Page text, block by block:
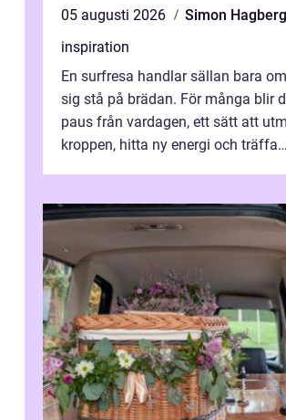
05 augusti 2026
Simon Hagberg
inspiration
En surfresa handlar sällan bara
sig stå på brädan. För många blir
paus från vardagen, ett sätt att
kroppen, hitta ny energi och träffa